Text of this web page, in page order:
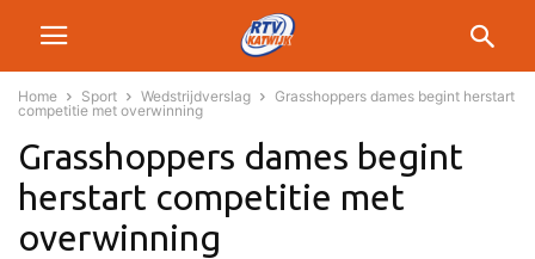
Home Sport Wedstrijdverslag
Grasshoppers dames begint herstart
competitie met overwinning
Grasshoppers dames begint
herstart competitie met
overwinning